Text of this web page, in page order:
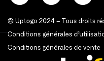
© Uptogo 2024 – Tous droits
Conditions générales
Conditions générales de vente